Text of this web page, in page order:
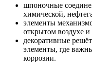
шпоночные
химической,
элементы
открытом воздухе
декоративные
элементы, где
коррозии.